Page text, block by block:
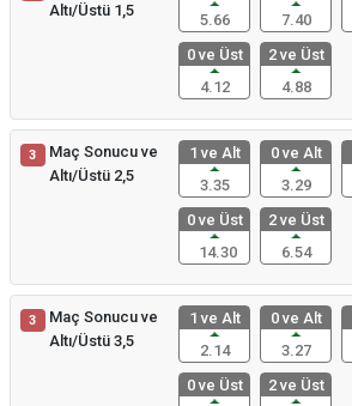
Altı/Üstü 1,5
5.66
7.40
0 ve Üst
4.12
2 ve Üst
4.88
3
Maç Sonucu ve
Altı/Üstü 2,5
1 ve Alt
3.35
0 ve Alt
3.29
0 ve Üst
14.30
2 ve Üst
6.54
3
Maç Sonucu ve
Altı/Üstü 3,5
1 ve Alt
2.14
0 ve Alt
3.27
0 ve Üst
2 ve Üst